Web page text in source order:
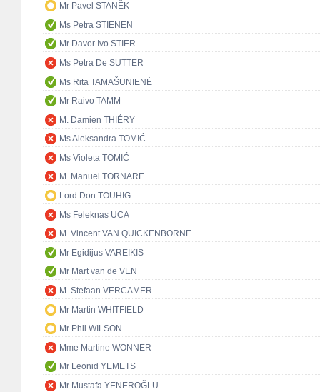
Mr Pavel STANĚK
Ms Petra STIENEN
Mr Davor Ivo STIER
Ms Petra De SUTTER
Ms Rita TAMAŠUNIENĖ
Mr Raivo TAMM
M. Damien THIÉRY
Ms Aleksandra TOMIĆ
Ms Violeta TOMIĆ
M. Manuel TORNARE
Lord Don TOUHIG
Ms Feleknas UCA
M. Vincent VAN QUICKENBORNE
Mr Egidijus VAREIKIS
Mr Mart van de VEN
M. Stefaan VERCAMER
Mr Martin WHITFIELD
Mr Phil WILSON
Mme Martine WONNER
Mr Leonid YEMETS
Mr Mustafa YENEROĞLU